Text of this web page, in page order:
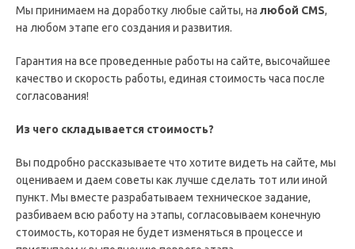
Мы принимаем на доработку любые сайты, на любой CMS,
на любом этапе его создания и развития.
Гарантия на все проведенные работы на сайте, высочайшее
качество и скорость работы, единая стоимость часа после
согласования!
Из чего складывается стоимость?
Вы подробно рассказываете что хотите видеть на сайте, мы
оцениваем и даем советы как лучше сделать тот или иной
пункт. Мы вместе разрабатываем техническое задание,
разбиваем всю работу на этапы, согласовываем конечную
стоимость, которая не будет изменяться в процессе и